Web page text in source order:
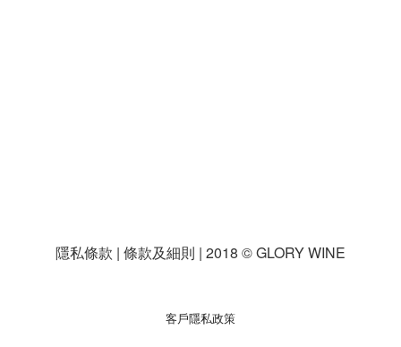
隱私條款 | 條款及細則 | 2018 © GLORY WINE
客戶隱私政策